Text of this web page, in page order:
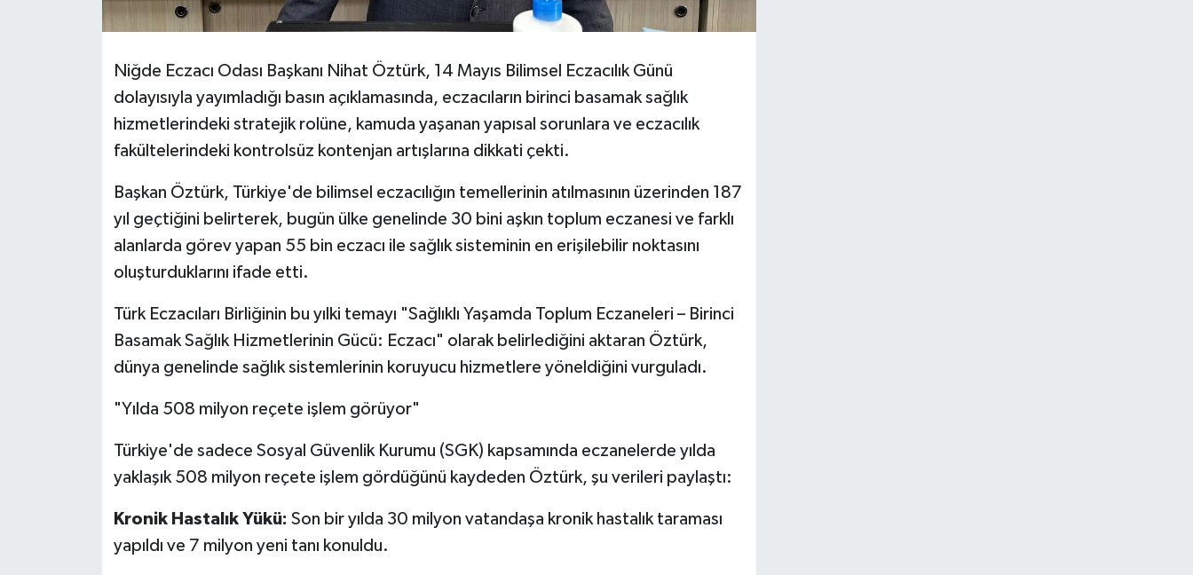
Niğde Eczacı Odası Başkanı Nihat Öztürk, 14 Mayıs Bilimsel Eczacılık Günü
dolayısıyla yayımladığı basın açıklamasında, eczacıların birinci basamak sağlık
hizmetlerindeki stratejik rolüne, kamuda yaşanan yapısal sorunlara ve eczacılık
fakültelerindeki kontrolsüz kontenjan artışlarına dikkati çekti.
Başkan Öztürk, Türkiye'de bilimsel eczacılığın temellerinin atılmasının üzerinden 187
yıl geçtiğini belirterek, bugün ülke genelinde 30 bini aşkın toplum eczanesi ve farklı
alanlarda görev yapan 55 bin eczacı ile sağlık sisteminin en erişilebilir noktasını
oluşturduklarını ifade etti.
Türk Eczacıları Birliğinin bu yılki temayı "Sağlıklı Yaşamda Toplum Eczaneleri – Birinci
Basamak Sağlık Hizmetlerinin Gücü: Eczacı" olarak belirlediğini aktaran Öztürk,
dünya genelinde sağlık sistemlerinin koruyucu hizmetlere yöneldiğini vurguladı.
"Yılda 508 milyon reçete işlem görüyor"
Türkiye'de sadece Sosyal Güvenlik Kurumu (SGK) kapsamında eczanelerde yılda
yaklaşık 508 milyon reçete işlem gördüğünü kaydeden Öztürk, şu verileri paylaştı:
Kronik Hastalık Yükü: Son bir yılda 30 milyon vatandaşa kronik hastalık taraması
yapıldı ve 7 milyon yeni tanı konuldu.